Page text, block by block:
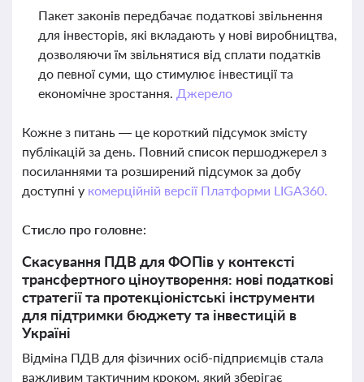
Пакет законів передбачає податкові звільнення
для інвесторів, які вкладають у нові виробництва,
дозволяючи їм звільнятися від сплати податків
до певної суми, що стимулює інвестиції та
економічне зростання. Джерело
Кожне з питань — це короткий підсумок змісту
публікацій за день. Повний список першоджерел з
посиланнями та розширений підсумок за добу
доступні у комерційній версії Платформи LIGA360.
Стисло про головне:
Скасування ПДВ для ФОПів у контексті
трансфертного ціноутворення: нові податкові
стратегії та протекціоністські інструменти
для підтримки бюджету та інвестицій в
Україні
Відміна ПДВ для фізичних осіб-підприємців стала
важливим тактичним кроком, який зберігає